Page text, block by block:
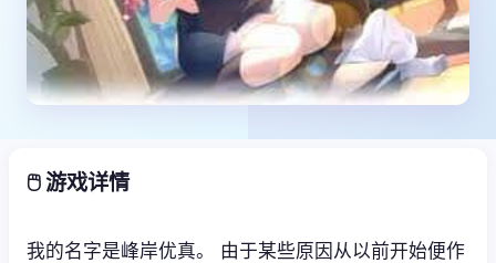
🖱️ 游戏详情
我的名字是峰岸优真。 由于某些原因从以前开始便作